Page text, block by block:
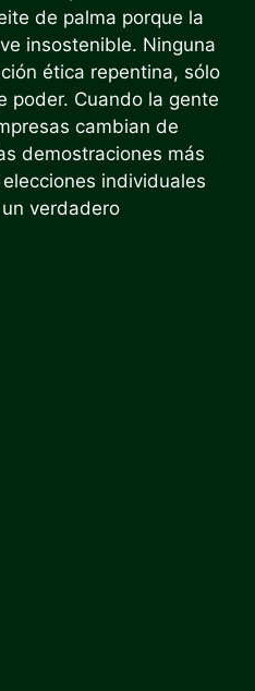
de palma porque la
insostenible. Ninguna
ética repentina, sólo
poder. Cuando la gente
cambian de
demostraciones más
individuales
verdadero